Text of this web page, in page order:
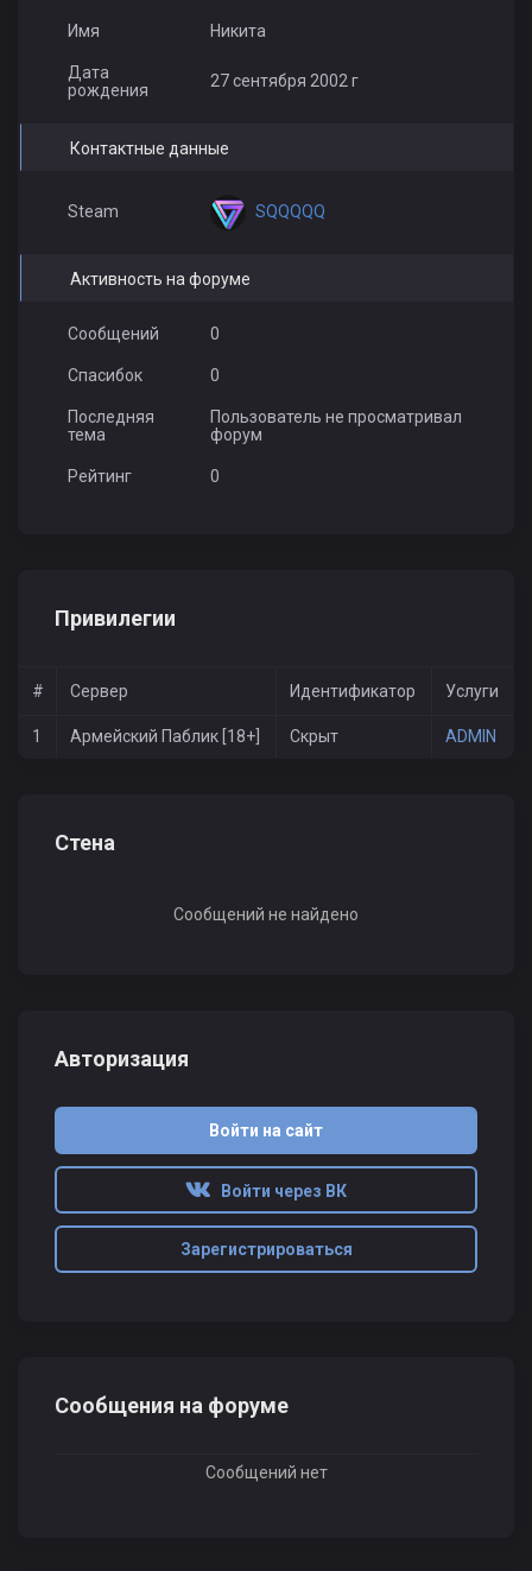
Имя Никита
Дата
рождения
27 сентября 2002 г
Контактные данные
Steam SQQQQQ
Активность на форуме
Сообщений 0
Спасибок 0
Последняя
тема
Пользователь не просматривал
форум
Рейтинг 0
Привилегии
# Сервер Идентификатор Услуги
1 Армейский Паблик [18+] Скрыт ADMIN
Стена
Сообщений не найдено
Авторизация
Войти на сайт
Войти через ВК
Зарегистрироваться
Сообщения на форуме
Сообщений нет